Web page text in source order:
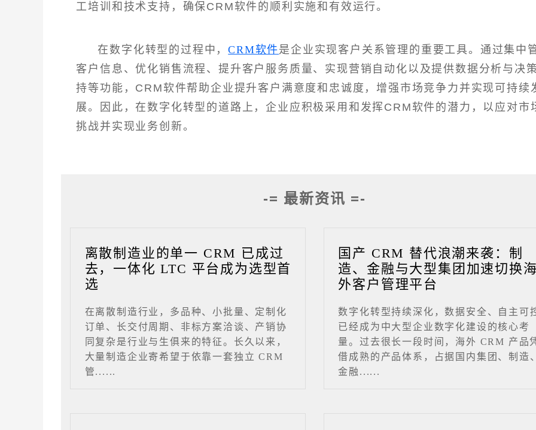
工培训和技术支持，确保CRM软件的顺利实施和有效运行。
在数字化转型的过程中，CRM软件是企业实现客户关系管理的重要工具。通过集中
客户信息、优化销售流程、提升客户服务质量、实现营销自动化以及提供数据分析与决
持等功能，CRM软件帮助企业提升客户满意度和忠诚度，增强市场竞争力并实现可持续
展。因此，在数字化转型的道路上，企业应积极采用和发挥CRM软件的潜力，以应对市
挑战并实现业务创新。
-= 最新资讯 =-
离散制造业的单一 CRM 已成过
去，一体化 LTC 平台成为选型首
选
在离散制造行业，多品种、小批量、定制化
订单、长交付周期、非标方案洽谈、产销协
同复杂是行业与生俱来的特征。长久以来，
大量制造企业寄希望于依靠一套独立 CRM
管......
国产 CRM 替代浪潮来袭：制
造、金融与大型集团加速切换海
外客户管理平台
数字化转型持续深化，数据安全、自主可
已经成为中大型企业数字化建设的核心考
量。过去很长一段时间，海外 CRM 产品
借成熟的产品体系，占据国内集团、制造、
金融......